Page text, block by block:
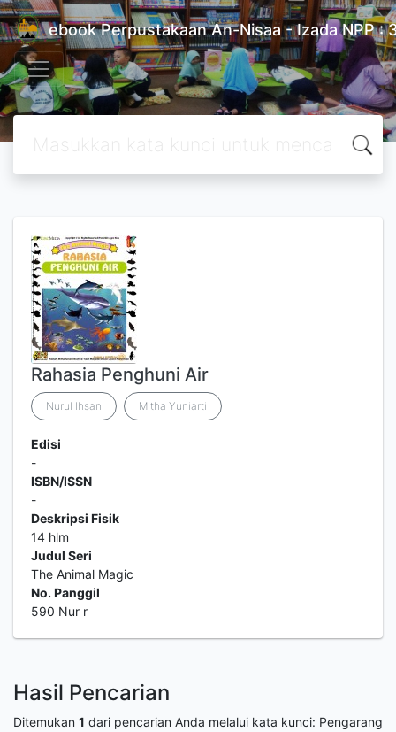
ebook Perpustakaan An-Nisaa - Izada NPP
Rahasia Penghuni Air
Nurul Ihsan Mitha Yuniarti
Edisi
-
ISBN/ISSN
-
Deskripsi Fisik
14 hlm
Judul Seri
The Animal Magic
No. Panggil
590 Nur r
Hasil Pencarian
Ditemukan 1 dari pencarian Anda melalui kata kunci: Pengarang